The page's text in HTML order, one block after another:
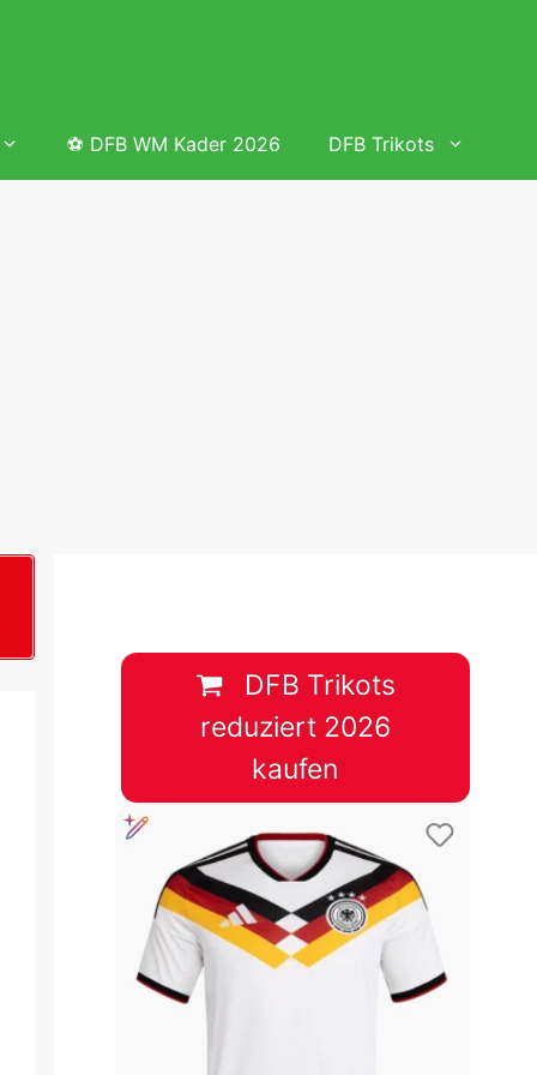
&
&
⚽ DFB WM Kader 2026 DFB Trikots
DFB Trikots
reduziert 2026
kaufen